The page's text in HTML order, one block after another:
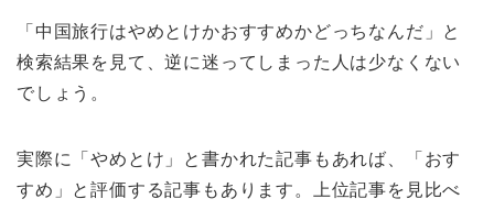
「中国旅行はやめとけかおすすめかどっちなんだ」と
検索結果を見て、逆に迷ってしまった人は少なくない
でしょう。
実際に「やめとけ」と書かれた記事もあれば、「おす
すめ」と評価する記事もあります。上位記事を見比べ